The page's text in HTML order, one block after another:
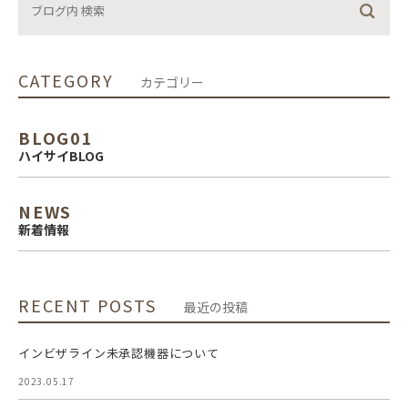
CATEGORY カテゴリー
BLOG01
ハイサイBLOG
NEWS
新着情報
RECENT POSTS 最近の投稿
インビザライン未承認機器について
2023.05.17